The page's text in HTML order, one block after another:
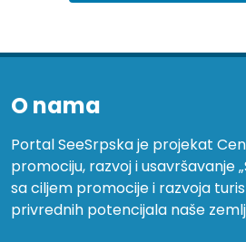
O nama
Portal SeeSrpska je projekat
promociju, razvoj i usavršavanje
sa ciljem promocije i razvoja
privrednih potencijala naše